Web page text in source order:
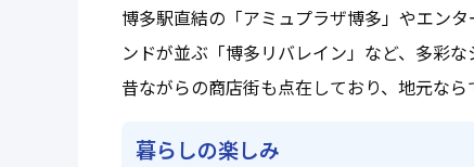
博多駅直結の「アミュプラザ博多」やエン
ンドが並ぶ「博多リバレイン」など、多彩
昔ながらの商店街も点在しており、地元な
暮らしの楽しみ